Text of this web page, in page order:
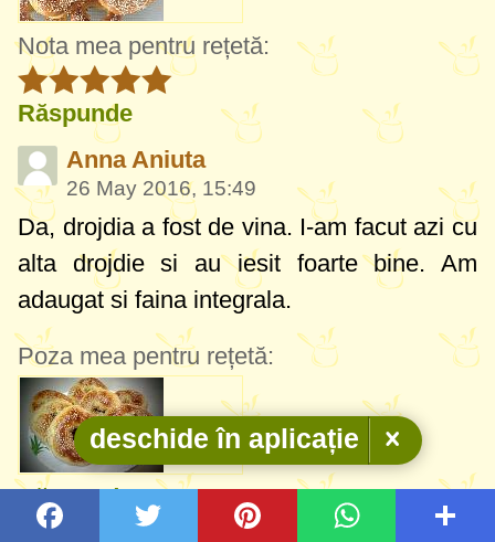
Nota mea pentru rețetă:
Răspunde
Anna Aniuta
26 May 2016, 15:49
Da, drojdia a fost de vina. I-am facut azi cu
alta drojdie si au iesit foarte bine. Am
adaugat si faina integrala.
Poza mea pentru rețetă:
Răspunde
deschide în aplicație